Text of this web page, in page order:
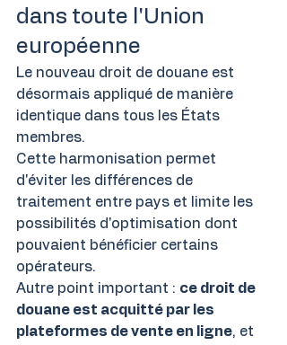
dans toute l'Union
européenne
Le nouveau droit de douane est
désormais appliqué de manière
identique dans tous les États
membres.
Cette harmonisation permet
d'éviter les différences de
traitement entre pays et limite les
possibilités d'optimisation dont
pouvaient bénéficier certains
opérateurs.
Autre point important : ce droit de
douane est acquitté par les
plateformes de vente en ligne, et